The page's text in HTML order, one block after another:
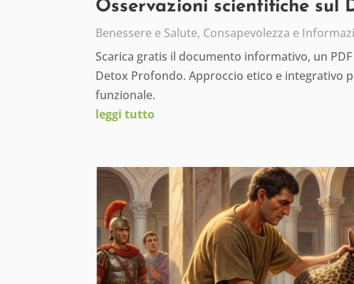
Osservazioni scientifiche sul
Benessere e Salute, Consapevolezza e
Scarica gratis il documento informativo, un
Detox Profondo. Approccio etico e integrativo
funzionale.
leggi tutto